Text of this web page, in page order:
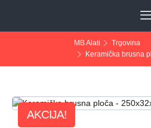
MB Alati
Trgovina
Keramička brusna
AKCIJA!